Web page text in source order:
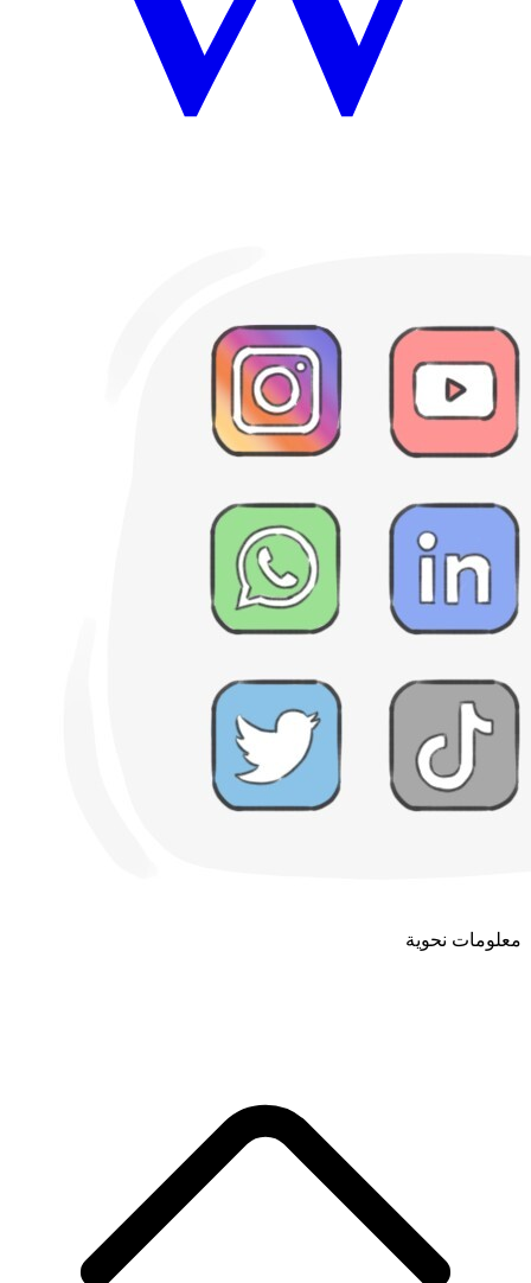
معلومات نحوية